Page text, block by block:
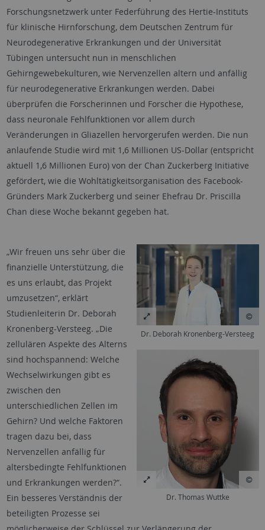
Forschungsnetzwerk unter Federführung des Hertie-Instituts
für klinische Hirnforschung, dem Deutschen Zentrum für
Neurodegenerative Erkrankungen und der Universität
Tübingen untersucht nun in menschlichen
Gehirngewebekulturen, wie Nervenzellen altern und anfällig
für neurodegenerative Erkrankungen werden. Dabei
überprüfen die Forscherinnen und Forscher die Hypothese,
dass neuronale Fehlfunktionen vor allem durch
Veränderungen in Gliazellen hervorgerufen werden. Die nun
anlaufende Studie wird mit 1,6 Millionen US-Dollar (entspricht
aktuell 1,6 Millionen Euro) von der Chan Zuckerberg Initiative
gefördert, wie die Wohltätigkeitsorganisation des Facebook-
Gründers Mark Zuckerberg und seiner Ehefrau Dr. Priscilla
Chan diese Woche bekannt gegeben hat.
Dr. Deborah Kronenberg-Versteeg
Dr. Thomas Wuttke
„Wir freuen uns sehr über die
finanzielle Unterstützung, die
es uns erlaubt, das Projekt
umzusetzen“, erklärt
Studienleiterin Dr. Deborah
Kronenberg-Versteeg. „Die
zellulären Aspekte des Alterns
sind hochspannend: Welche
Wechselwirkungen gibt es
zwischen den
unterschiedlichen Zellen im
Gehirn? Und welche Faktoren
tragen dazu bei, dass
Nervenzellen anfällig für
altersbedingte Fehlfunktionen
und Erkrankungen werden?“.
Ein besseres Verständnis der
beteiligten Prozesse sei